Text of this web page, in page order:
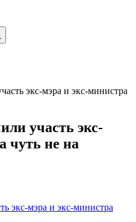
экс-мэра и экс-министра
участь экс-
чуть не на